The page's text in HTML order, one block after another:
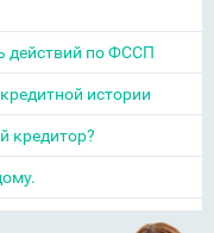
действий по ФССП
истории
кредитор?